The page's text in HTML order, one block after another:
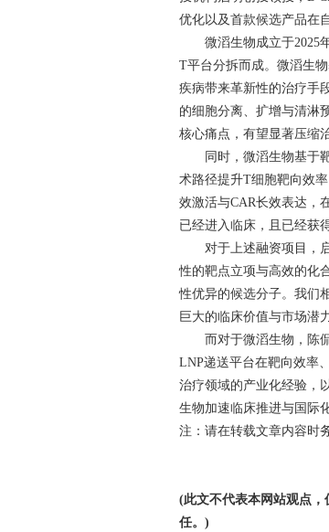
优化以及首款候选产品在
微滔生物成立于2025年
T平台分拆而成。微滔生
疾病带来革新性的治疗手
的细胞分离、扩增与清淋
核心痛点，有望显著压缩
同时，微滔生物基于靶
术路径提升T细胞靶向效
效激活与CAR长效表达，
已经进入临床，且已经获
对于上述融资项目，启
性的靶点立项与高效的化
性优异的候选分子。我们
巨大的临床价值与市场潜
而对于微滔生物，陈侃
LNP递送平台在靶向效率
治疗领域的产业化经验，
生物加速临床推进与国际
注：请在转载文章内容时
(此文不代表本网站观点
任。)